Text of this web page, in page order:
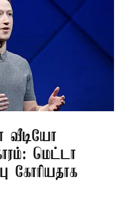
வீடியோ
மெட்டா
கோரியதாக